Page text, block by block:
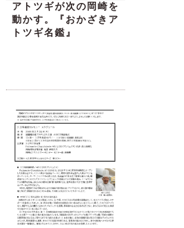
アトツギが次の岡崎を
動かす。『おかざきア
トツギ名鑑』